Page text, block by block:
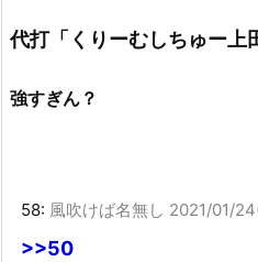
代打「くりーむしちゅー上
強すぎん？
58: 風吹けば名無し 2021/01/
>>50